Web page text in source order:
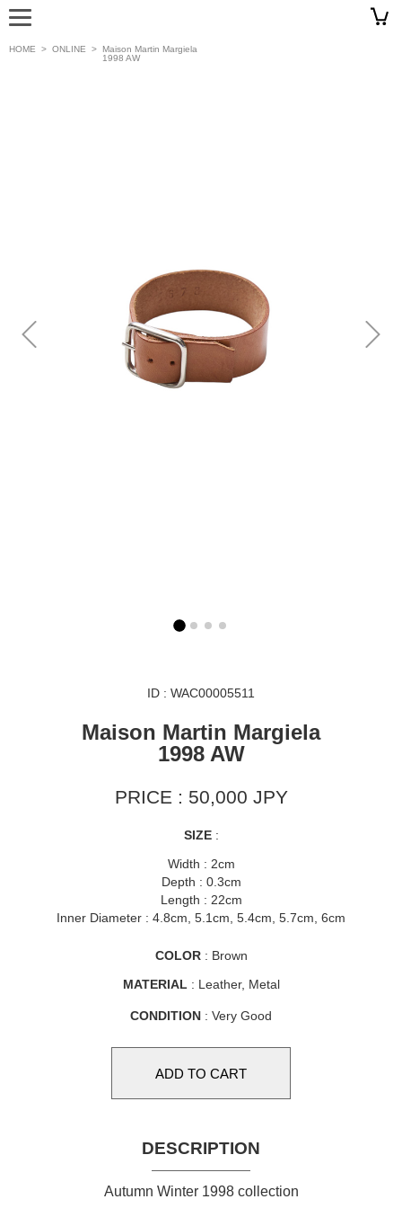
HOME > ONLINE > Maison Martin Margiela
1998 AW
ID : WAC00005511
Maison Martin Margiela
1998 AW
PRICE : 50,000 JPY
SIZE:
Width : 2cm
Depth : 0.3cm
Length : 22cm
Inner Diameter : 4.8cm, 5.1cm, 5.4cm, 5.7cm, 6cm
COLOR: Brown
MATERIAL : Leather, Metal
CONDITION : Very Good
DESCRIPTION
Autumn Winter 1998 collection